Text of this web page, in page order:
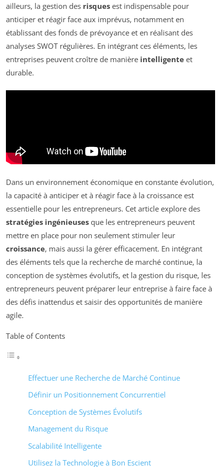
ailleurs, la gestion des risques est indispensable pour
anticiper et réagir face aux imprévus, notamment en
établissant des fonds de prévoyance et en réalisant des
analyses SWOT régulières. En intégrant ces éléments, les
entreprises peuvent croître de manière intelligente et
durable.
Dans un environnement économique en constante évolution,
la capacité à anticiper et à réagir face à la croissance est
essentielle pour les entrepreneurs. Cet article explore des
stratégies ingénieuses que les entrepreneurs peuvent
mettre en place pour non seulement stimuler leur
croissance, mais aussi la gérer efficacement. En intégrant
des éléments tels que la recherche de marché continue, la
conception de systèmes évolutifs, et la gestion du risque, les
entrepreneurs peuvent préparer leur entreprise à faire face à
des défis inattendus et saisir des opportunités de manière
agile.
Table of Contents
Effectuer une Recherche de Marché Continue
Définir un Positionnement Concurrentiel
Conception de Systèmes Évolutifs
Management du Risque
Scalabilité Intelligente
Utilisez la Technologie à Bon Escient